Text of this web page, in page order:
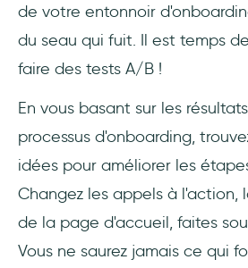
de votre entonnoir
du seau qui fuit. Il est temps
faire des tests A/B !
En vous basant sur les
processus d'onboarding,
idées pour améliorer les
Changez les appels à l'action,
de la page d'accueil, faites
Vous ne saurez jamais ce qui